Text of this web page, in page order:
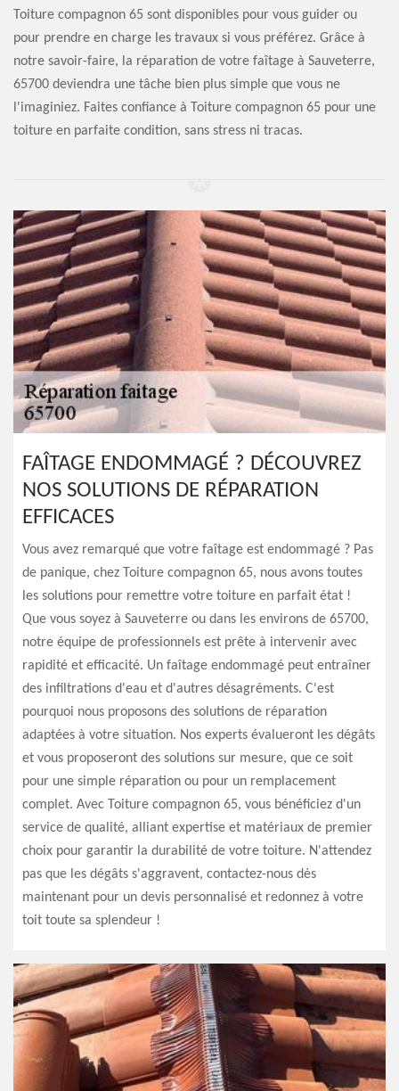
Toiture compagnon 65 sont disponibles pour vous guider ou
pour prendre en charge les travaux si vous préférez. Grâce à
notre savoir-faire, la réparation de votre faîtage à Sauveterre,
65700 deviendra une tâche bien plus simple que vous ne
l'imaginiez. Faites confiance à Toiture compagnon 65 pour une
toiture en parfaite condition, sans stress ni tracas.
FAÎTAGE ENDOMMAGÉ ? DÉCOUVREZ
NOS SOLUTIONS DE RÉPARATION
EFFICACES
Vous avez remarqué que votre faîtage est endommagé ? Pas
de panique, chez Toiture compagnon 65, nous avons toutes
les solutions pour remettre votre toiture en parfait état !
Que vous soyez à Sauveterre ou dans les environs de 65700,
notre équipe de professionnels est prête à intervenir avec
rapidité et efficacité. Un faîtage endommagé peut entraîner
des infiltrations d'eau et d'autres désagréments. C'est
pourquoi nous proposons des solutions de réparation
adaptées à votre situation. Nos experts évalueront les dégâts
et vous proposeront des solutions sur mesure, que ce soit
pour une simple réparation ou pour un remplacement
complet. Avec Toiture compagnon 65, vous bénéficiez d'un
service de qualité, alliant expertise et matériaux de premier
choix pour garantir la durabilité de votre toiture. N'attendez
pas que les dégâts s'aggravent, contactez-nous dès
maintenant pour un devis personnalisé et redonnez à votre
toit toute sa splendeur !